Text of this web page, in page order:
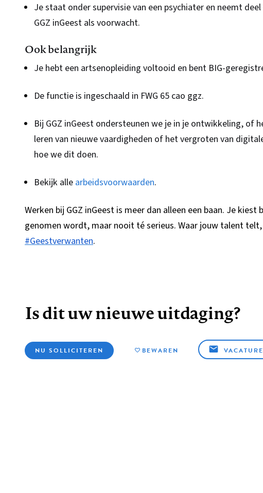
Je staat onder supervisie van een psychiater en neemt
GGZ inGeest als voorwacht.
Ook belangrijk
Je hebt een artsenopleiding voltooid en bent BIG-
De functie is ingeschaald in FWG 65 cao ggz.
Bij GGZ inGeest ondersteunen we je in je ontwikkeling, of
leren van nieuwe vaardigheden of het vergroten van
hoe we dit doen.
Bekijk alle arbeidsvoorwaarden.
Werken bij GGZ inGeest is meer dan alleen een baan. Je
genomen wordt, maar nooit té serieus. Waar jouw talent
#Geestverwanten.
Is dit uw nieuwe uitdaging?
NU SOLLICITEREN BEWAREN